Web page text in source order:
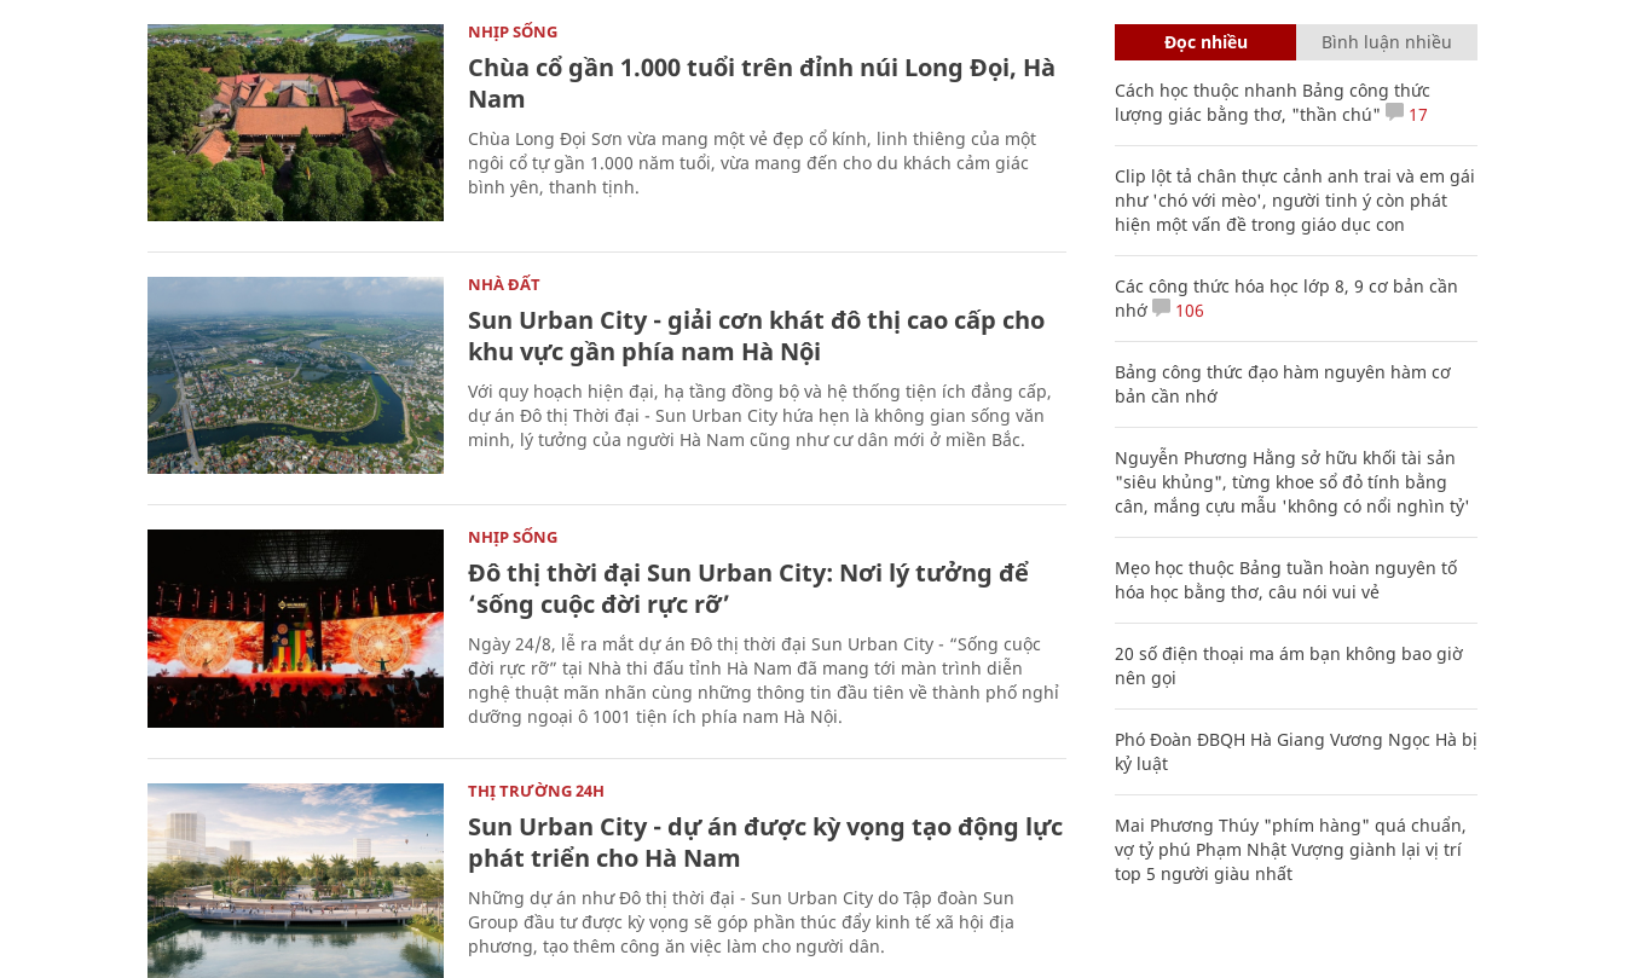
NHỊP SỐNG
Chùa cổ gần 1.000 tuổi trên đỉnh núi Long Đọi, Hà
Nam
Chùa Long Đọi Sơn vừa mang một vẻ đẹp cổ kính, linh thiêng của một
ngôi cổ tự gần 1.000 năm tuổi, vừa mang đến cho du khách cảm giác
bình yên, thanh tịnh.
NHÀ ĐẤT
Sun Urban City - giải cơn khát đô thị cao cấp cho
khu vực gần phía nam Hà Nội
Với quy hoạch hiện đại, hạ tầng đồng bộ và hệ thống tiện ích đẳng cấp,
dự án Đô thị Thời đại - Sun Urban City hứa hẹn là không gian sống văn
minh, lý tưởng của người Hà Nam cũng như cư dân mới ở miền Bắc.
NHỊP SỐNG
Đô thị thời đại Sun Urban City: Nơi lý tưởng để
‘sống cuộc đời rực rỡ’
Ngày 24/8, lễ ra mắt dự án Đô thị thời đại Sun Urban City - “Sống cuộc
đời rực rỡ” tại Nhà thi đấu tỉnh Hà Nam đã mang tới màn trình diễn
nghệ thuật mãn nhãn cùng những thông tin đầu tiên về thành phố nghỉ
dưỡng ngoại ô 1001 tiện ích phía nam Hà Nội.
THỊ TRƯỜNG 24H
Sun Urban City - dự án được kỳ vọng tạo động lực
phát triển cho Hà Nam
Những dự án như Đô thị thời đại - Sun Urban City do Tập đoàn Sun
Group đầu tư được kỳ vọng sẽ góp phần thúc đẩy kinh tế xã hội địa
phương, tạo thêm công ăn việc làm cho người dân.
Đọc nhiều Bình luận nhiều
Cách học thuộc nhanh Bảng công thức
lượng giác bằng thơ, "thần chú"
17
Clip lột tả chân thực cảnh anh trai và em gái
như 'chó với mèo', người tinh ý còn phát
hiện một vấn đề trong giáo dục con
Các công thức hóa học lớp 8, 9 cơ bản cần
nhớ
106
Bảng công thức đạo hàm nguyên hàm cơ
bản cần nhớ
Nguyễn Phương Hằng sở hữu khối tài sản
"siêu khủng", từng khoe sổ đỏ tính bằng
cân, mắng cựu mẫu 'không có nổi nghìn tỷ'
Mẹo học thuộc Bảng tuần hoàn nguyên tố
hóa học bằng thơ, câu nói vui vẻ
20 số điện thoại ma ám bạn không bao giờ
nên gọi
Phó Đoàn ĐBQH Hà Giang Vương Ngọc Hà bị
kỷ luật
Mai Phương Thúy "phím hàng" quá chuẩn,
vợ tỷ phú Phạm Nhật Vượng giành lại vị trí
top 5 người giàu nhất